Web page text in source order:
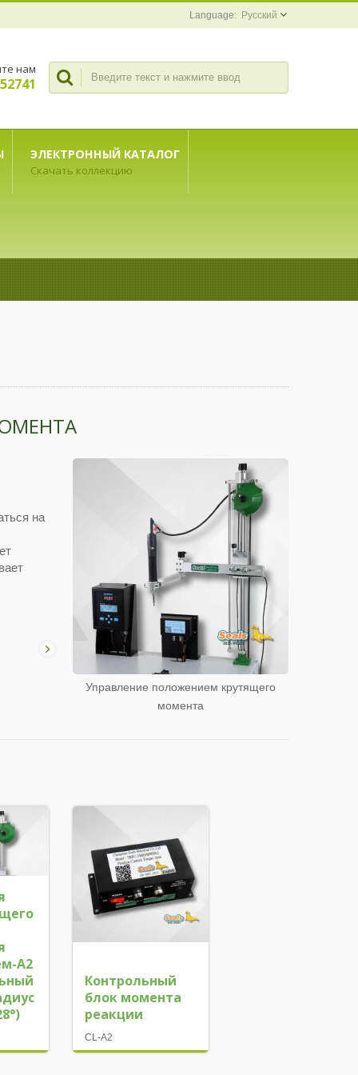
Русский
нам
ЭЛЕКТРОННЫЙ КАТАЛОГ
Скачать коллекцию
Управление положением крутящего
момента
на
A2
Контрольный
блок момента
реакции
CL-A2